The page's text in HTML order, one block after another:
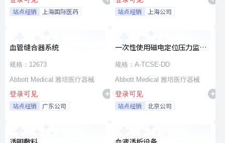
站点经销 上海国际医药 站点经销 上海公司
血管缝合器系统
规格：12673
Abbott Medical 雅培医疗器械
登录可见
站点经销 广东公司
一次性使用磁电定位压力监测
消融导管
规格：A-TCSE-DD
Abbott Medical 雅培医疗器械
登录可见
站点经销 北京公司